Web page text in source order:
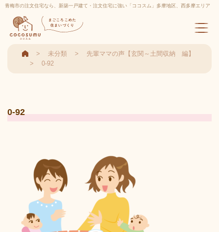
青梅市の注文住宅なら、新築一戸建て・注文住宅に強い「ココスム」多摩地区、西多摩エリア
実績多数
まごころこめた
住まいづくり
未分類
先輩ママの声【玄関～土間収納 編】
0-92
0-92